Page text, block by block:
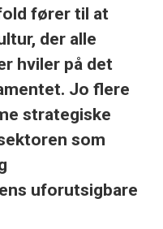
fører til at
der alle
hviler på det
Jo flere
strategiske
som
uforutsigbare